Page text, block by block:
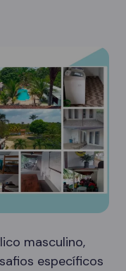
masculino,
específicos